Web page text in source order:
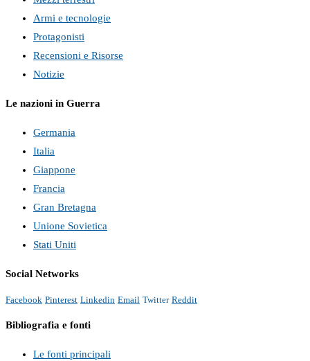
Armi e tecnologie
Protagonisti
Recensioni e Risorse
Notizie
Le nazioni in Guerra
Germania
Italia
Giappone
Francia
Gran Bretagna
Unione Sovietica
Stati Uniti
Social Networks
Facebook Pinterest Linkedin Email Twitter Reddit
Bibliografia e fonti
Le fonti principali